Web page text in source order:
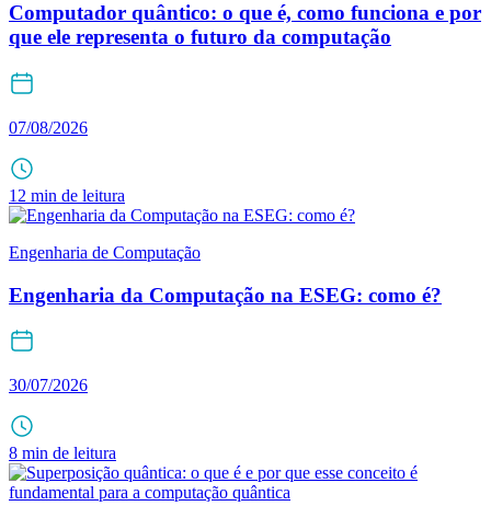
Computador quântico: o que é, como funciona e por
que ele representa o futuro da computação
07/08/2026
12 min de leitura
Engenharia de Computação
Engenharia da Computação na ESEG: como é?
30/07/2026
8 min de leitura